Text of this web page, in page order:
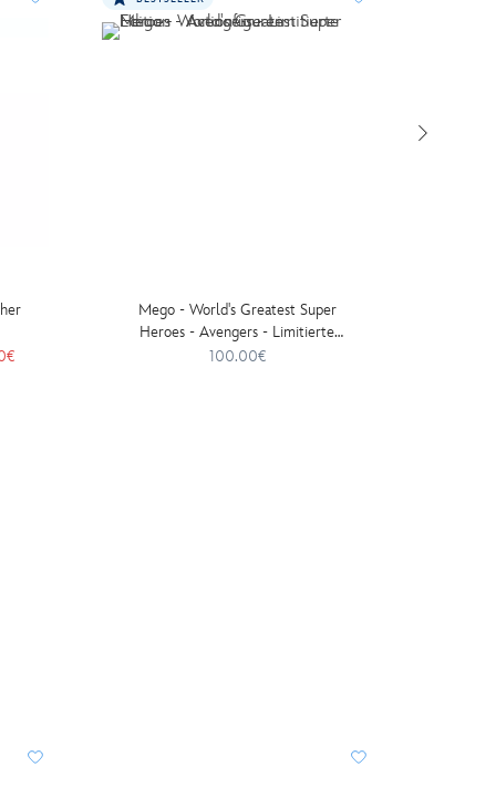
Mego - World's Greatest Super
Heroes - Avengers - Limitierte
Edition - Actionfiguren
100.00€